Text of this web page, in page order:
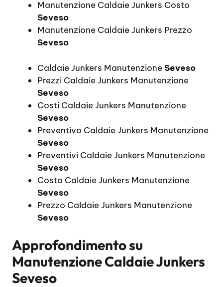
Manutenzione Caldaie Junkers Costo
Seveso
Manutenzione Caldaie Junkers Prezzo
Seveso
Caldaie Junkers ManutenzioneSeveso
Prezzi Caldaie Junkers Manutenzione
Seveso
Costi Caldaie Junkers Manutenzione
Seveso
Preventivo Caldaie Junkers Manutenzione
Seveso
Preventivi Caldaie Junkers Manutenzione
Seveso
Costo Caldaie Junkers Manutenzione
Seveso
Prezzo Caldaie Junkers Manutenzione
Seveso
Approfondimento su
Manutenzione Caldaie Junkers
Seveso